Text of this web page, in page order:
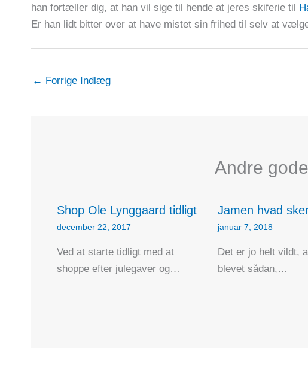
han fortæller dig, at han vil sige til hende at jeres skiferie til
Er han lidt bitter over at have mistet sin frihed til selv at
← Forrige Indlæg
Andre
Shop Ole Lynggaard tidligt
december 22, 2017
Ved at starte tidligt med at
shoppe efter julegaver og…
Jamen hvad
januar 7, 2018
Det er jo helt vildt,
blevet sådan,…